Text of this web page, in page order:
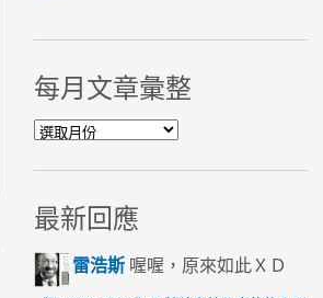
每月文章彙整
每月文章彙整
最新回應
雷浩斯 喔喔，原來如此ＸＤ